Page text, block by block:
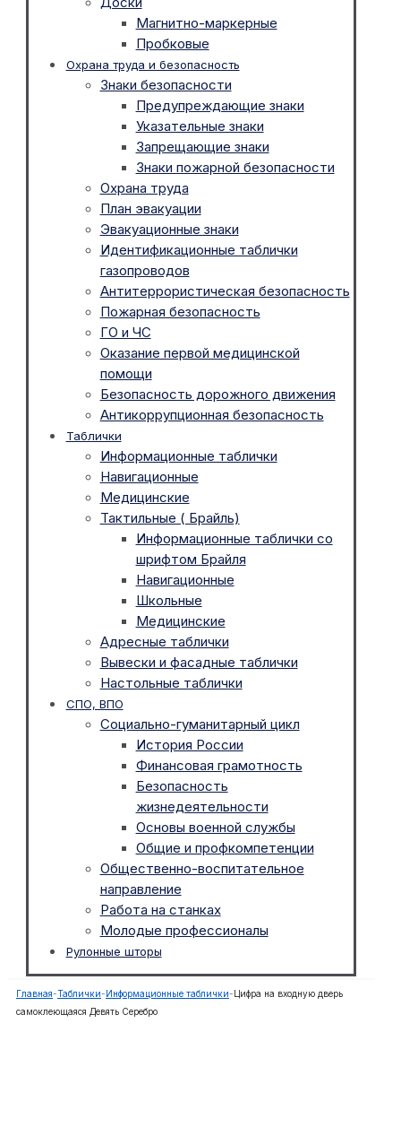
Магнитно-маркерные
Пробковые
Охрана труда и безопасность
Знаки безопасности
Предупреждающие знаки
Указательные знаки
Запрещающие знаки
Знаки пожарной безопасности
Охрана труда
План эвакуации
Эвакуационные знаки
Идентификационные таблички
газопроводов
Антитеррористическая безопасность
Пожарная безопасность
ГО и ЧС
Оказание первой медицинской
помощи
Безопасность дорожного движения
Антикоррупционная безопасность
Таблички
Информационные таблички
Навигационные
Медицинские
Тактильные ( Брайль)
Информационные таблички со
шрифтом Брайля
Навигационные
Школьные
Медицинские
Адресные таблички
Вывески и фасадные таблички
Настольные таблички
СПО, ВПО
Социально-гуманитарный цикл
История России
Финансовая грамотность
Безопасность
жизнедеятельности
Основы военной службы
Общие и профкомпетенции
Общественно-воспитательное
направление
Работа на станках
Молодые профессионалы
Рулонные шторы
Главная-Таблички- Информационные таблички- Цифра на входную дверь
самоклеющаяся Девять Серебро